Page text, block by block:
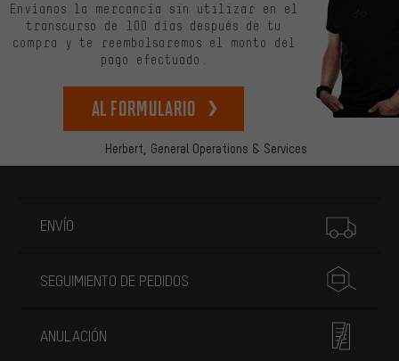
Herbert, General Operations & Services
Envíanos la mercancía sin utilizar en el
transcurso de 100 días después de tu
compra y te reembolsaremos el monto del
pago efectuado.
Al formulario
ENVÍO
SEGUIMIENTO DE PEDIDOS
ANULACIÓN